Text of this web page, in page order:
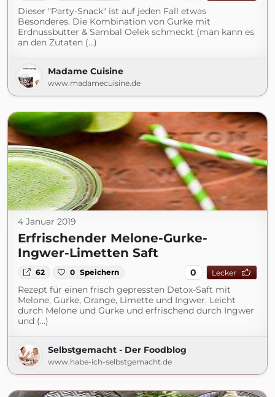
Dieser "Party-Snack" ist auf jeden Fall etwas
Besonderes. Die Kombination von Gurke mit
Erdnussbutter & Sambal Oelek schmeckt (man kann es
an den Zutaten (...)
Madame Cuisine
www.madamecuisine.de
4 Januar 2019
Erfrischender Melone-Gurke-
Ingwer-Limetten Saft
62 0 Speichern 0 Lecker
Rezept für einen frisch gepressten Detox-Saft mit
Melone, Gurke, Orange, Limette und Ingwer. Leicht
durch Melone und Gurke und erfrischend durch Ingwer
und (...)
Selbstgemacht - Der Foodblog
www.habe-ich-selbstgemacht.de